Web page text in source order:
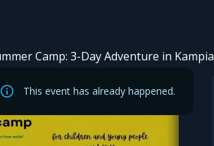
This event has already happened.
Camp: 3-Day Adventure in Kampia